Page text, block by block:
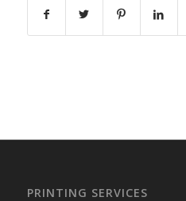
PRINTING SERVICES